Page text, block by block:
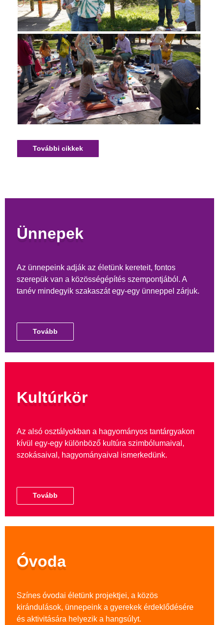
További cikkek
Ünnepek
Az ünnepeink adják az életünk kereteit, fontos
szerepük van a közösségépítés szempontjából. A
tanév mindegyik szakaszát egy-egy ünneppel zárjuk.
Tovább
Kultúrkör
Az alsó osztályokban a hagyományos tantárgyakon
kívül egy-egy különböző kultúra szimbólumaival,
szokásaival, hagyományaival ismerkedünk.
Tovább
Óvoda
Színes óvodai életünk projektjei, a közös
kirándulások, ünnepeink a gyerekek érdeklődésére
és aktivitására helyezik a hangsúlyt.